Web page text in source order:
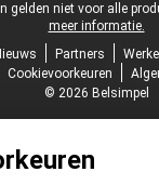
gelden niet voor alle
meer informatie.
Partners
Cookievoorkeuren
© 2026 Belsimpel